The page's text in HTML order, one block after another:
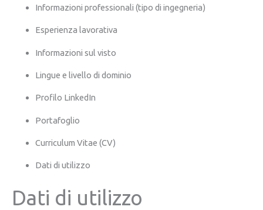
Informazioni professionali (tipo di ingegneria)
Esperienza lavorativa
Informazioni sul visto
Lingue e livello di dominio
Profilo LinkedIn
Portafoglio
Curriculum Vitae (CV)
Dati di utilizzo
Dati di utilizzo